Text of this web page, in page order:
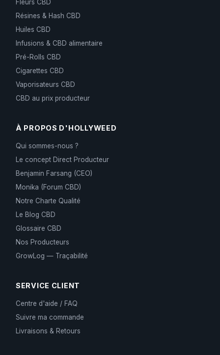
Fleurs CBD
Résines & Hash CBD
Huiles CBD
Infusions & CBD alimentaire
Pré-Rolls CBD
Cigarettes CBD
Vaporisateurs CBD
CBD au prix producteur
À PROPOS D'HOLLYWEED
Qui sommes-nous ?
Le concept Direct Producteur
Benjamin Farsang (CEO)
Monika (Forum CBD)
Notre Charte Qualité
Le Blog CBD
Glossaire CBD
Nos Producteurs
GrowLog — Traçabilité
SERVICE CLIENT
Centre d'aide / FAQ
Suivre ma commande
Livraisons & Retours